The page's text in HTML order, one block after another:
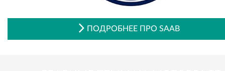
ПОДРОБНЕЕ ПРО SAAB